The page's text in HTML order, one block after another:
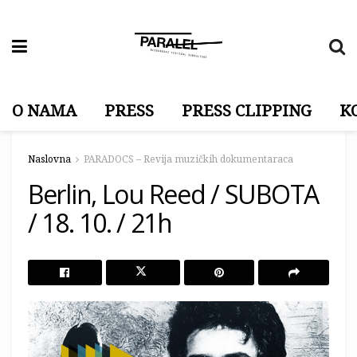
O NAMA PRESS PRESS CLIPPING
Naslovna PARADOCS – Revija muzičkih dokumentaraca
Berlin, Lou Reed / SUBOTA
/ 18. 10. / 21h